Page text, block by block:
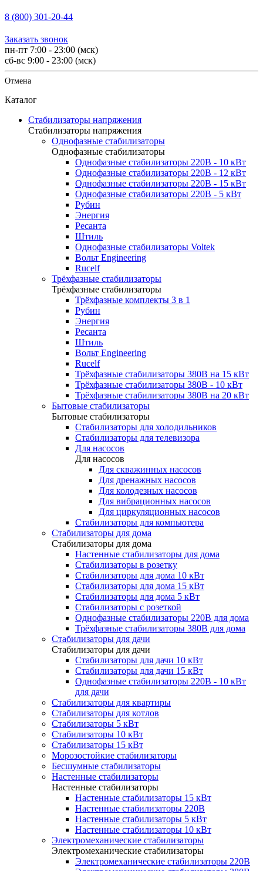
8 (800) 301-20-44
Заказать звонок
пн-пт 7:00 - 23:00 (мск)
сб-вс 9:00 - 23:00 (мск)
Отмена
Каталог
Стабилизаторы напряжения
Стабилизаторы напряжения
Однофазные стабилизаторы
Однофазные стабилизаторы
Однофазные стабилизаторы 220В - 10 кВт
Однофазные стабилизаторы 220В - 12 кВт
Однофазные стабилизаторы 220В - 15 кВт
Однофазные стабилизаторы 220В - 5 кВт
Рубин
Энергия
Ресанта
Штиль
Однофазные стабилизаторы Voltek
Вольт Engineering
Rucelf
Трёхфазные стабилизаторы
Трёхфазные стабилизаторы
Трёхфазные комплекты 3 в 1
Рубин
Энергия
Ресанта
Штиль
Вольт Engineering
Rucelf
Трёхфазные стабилизаторы 380В на 15 кВт
Трёхфазные стабилизаторы 380В - 10 кВт
Трёхфазные стабилизаторы 380В на 20 кВт
Бытовые стабилизаторы
Бытовые стабилизаторы
Стабилизаторы для холодильников
Стабилизаторы для телевизора
Для насосов
Для насосов
Для скважинных насосов
Для дренажных насосов
Для колодезных насосов
Для вибрационных насосов
Для циркуляционных насосов
Стабилизаторы для компьютера
Стабилизаторы для дома
Стабилизаторы для дома
Настенные стабилизаторы для дома
Стабилизаторы в розетку
Стабилизаторы для дома 10 кВт
Стабилизаторы для дома 15 кВт
Стабилизаторы для дома 5 кВт
Стабилизаторы с розеткой
Однофазные стабилизаторы 220В для дома
Трёхфазные стабилизаторы 380В для дома
Стабилизаторы для дачи
Стабилизаторы для дачи
Стабилизаторы для дачи 10 кВт
Стабилизаторы для дачи 15 кВт
Однофазные стабилизаторы 220В - 10 кВт
для дачи
Стабилизаторы для квартиры
Стабилизаторы для котлов
Стабилизаторы 5 кВт
Стабилизаторы 10 кВт
Стабилизаторы 15 кВт
Морозостойкие стабилизаторы
Бесшумные стабилизаторы
Настенные стабилизаторы
Настенные стабилизаторы
Настенные стабилизаторы 15 кВт
Настенные стабилизаторы 220В
Настенные стабилизаторы 5 кВт
Настенные стабилизаторы 10 кВт
Электромеханические стабилизаторы
Электромеханические стабилизаторы
Электромеханические стабилизаторы 220В